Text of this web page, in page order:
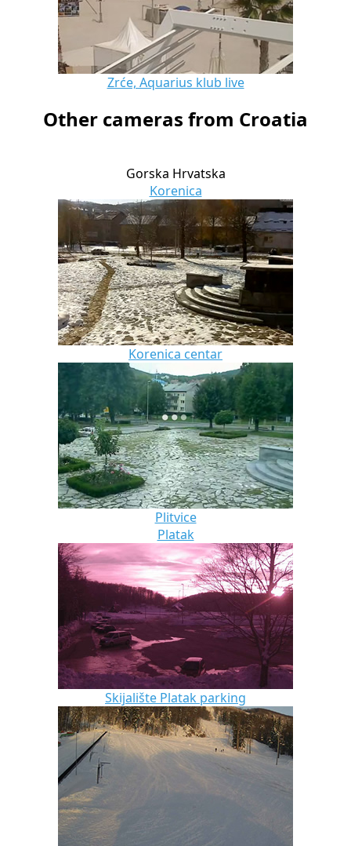
Zrće, Aquarius klub live
Other cameras from Croatia
Gorska Hrvatska
Korenica
Korenica centar
Plitvice
Platak
Skijalište Platak parking